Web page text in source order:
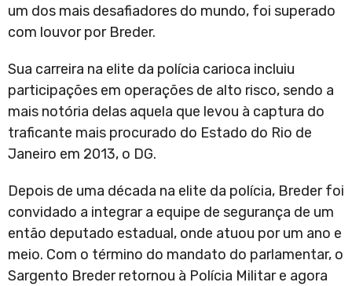
um dos mais desafiadores do mundo, foi superado
com louvor por Breder.
Sua carreira na elite da polícia carioca incluiu
participações em operações de alto risco, sendo a
mais notória delas aquela que levou à captura do
traficante mais procurado do Estado do Rio de
Janeiro em 2013, o DG.
Depois de uma década na elite da polícia, Breder foi
convidado a integrar a equipe de segurança de um
então deputado estadual, onde atuou por um ano e
meio. Com o término do mandato do parlamentar, o
Sargento Breder retornou à Polícia Militar e agora